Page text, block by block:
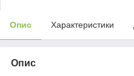
Опис Характеристики
Опис